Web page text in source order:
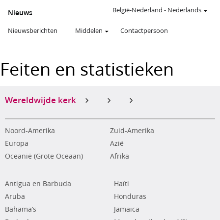
Nieuws
Nieuwsberichten Middelen Contactpersoon
België-Nederland - Nederlands
Feiten en statistieken
Wereldwijde kerk
Noord-Amerika
Zuid-Amerika
Europa
Azië
Oceanië (Grote Oceaan)
Afrika
Antigua en Barbuda
Aruba
Bahama’s
Haïti
Honduras
Jamaica